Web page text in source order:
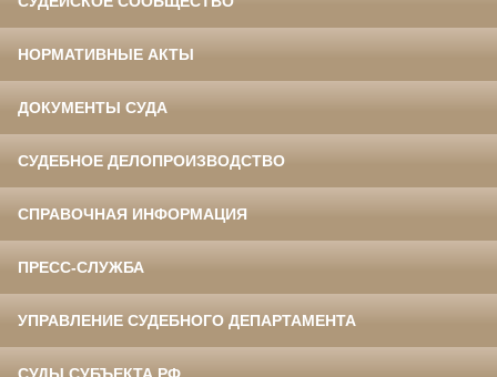
НОРМАТИВНЫЕ АКТЫ
ДОКУМЕНТЫ СУДА
СУДЕБНОЕ ДЕЛОПРОИЗВОДСТВО
СПРАВОЧНАЯ ИНФОРМАЦИЯ
ПРЕСС-СЛУЖБА
УПРАВЛЕНИЕ СУДЕБНОГО ДЕПАРТАМЕНТА